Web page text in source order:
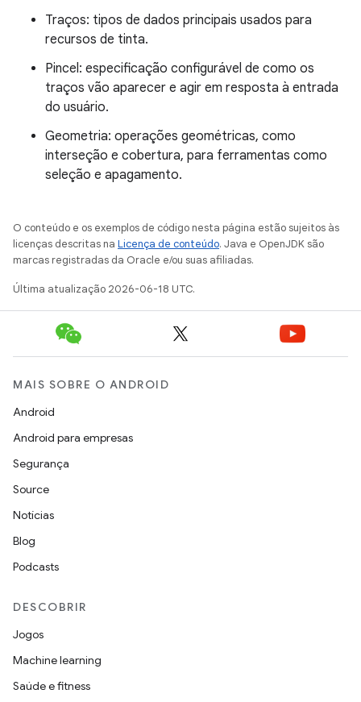
Traços: tipos de dados principais usados para
recursos de tinta.
Pincel: especificação configurável de como os
traços vão aparecer e agir em resposta à entrada
do usuário.
Geometria: operações geométricas, como
interseção e cobertura, para ferramentas como
seleção e apagamento.
O conteúdo e os exemplos de código nesta página estão sujeitos às
licenças descritas na Licença de conteúdo. Java e OpenJDK são
marcas registradas da Oracle e/ou suas afiliadas.
Última atualização 2026-06-18 UTC.
MAIS SOBRE O ANDROID
Android
Android para empresas
Segurança
Source
Notícias
Blog
Podcasts
DESCOBRIR
Jogos
Machine learning
Saúde e fitness